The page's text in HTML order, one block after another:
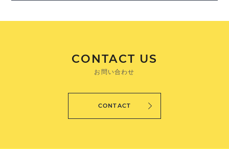
CONTACT US
お問い合わせ
CONTACT